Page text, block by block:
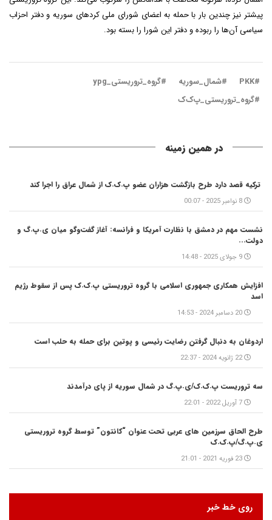
پیشتر نیز چندین بار با حمله به اعضای شورای ملی کردهای سوریه و دفتر احزاب
سیاسی آن‌ها را ربوده و دفتر این شورا را بسته بود.
#PKK #شمال_سوریه
#گروه_تروریستی_ypg
#گروه_تروریستی_پ‌ک‌ک
در همین زمینه
ترکیه قصد دارد طرح بازگشت هزاران عضو پ.ک.ک از شمال عراق را اجرا کند
8 نوامبر 2025 - 00:07
نشست مهم در دمشق با نظارت آمریکا و فرانسه: آغاز گفت‌وگو میان ی.پ.گ و
دولت...
9 جولای 2025 - 14:48
افزایش همکاری جمهوری اسلامی با گروه تروریستی پ.ک.ک پس از سقوط رژیم
اسد
20 دسامبر 2024 - 14:53
اردوغان به دنبال گرفتن رضایت رئیسی و پوتین برای حمله به حلب است
22 ژانویه 2024 - 22:37
سه تروریست پ.ک.ک/ی.پ.گ در شمال سوریه از پای درآمدند
7 آوریل 2022 - 22:01
طرح الحاق سرزمین های عربی تحت عنوان “کانتون” توسط گروه تروریستی
ی.پ.گ/پ.ک.ک
23 فوریه 2021 - 21:01
روی خط خبر